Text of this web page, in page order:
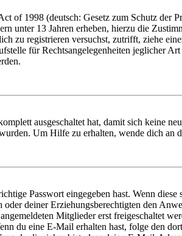
of 1998 (deutsch: Gesetz zum Schutz
unter 13 Jahren erheben, hierzu die
zu registrieren versuchst, zutrifft, ziehe
für Rechtsangelegenheiten jeglicher
ausgeschaltet hat, damit sich keine
Um Hilfe zu erhalten, wende dich an
Passwort eingegeben hast. Wenn
deiner Erziehungsberechtigten den
Mitglieder erst freigeschaltet
du eine E-Mail erhalten hast, folge den